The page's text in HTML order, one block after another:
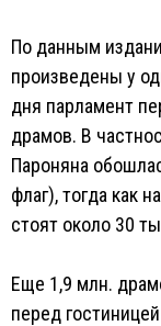
По данным
произведены у
дня парламент
драмов. В
Пароняна
флаг), тогда как
стоят около 30
Еще 1,9 млн.
перед